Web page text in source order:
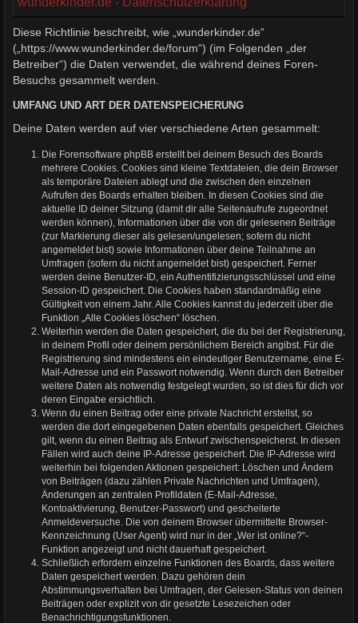
Diese Richtlinie beschreibt, wie „wunderkinder.de“
(„https://www.wunderkinder.de/forum“) (im Folgenden „der
Betreiber“) die Daten verwendet, die während deines Foren-
Besuchs gesammelt werden.
UMFANG UND ART DER DATENSPEICHERUNG
Deine Daten werden auf vier verschiedene Arten gesammelt:
Die Forensoftware phpBB erstellt bei deinem Besuch des Boards
mehrere Cookies. Cookies sind kleine Textdateien, die dein Browser
als temporäre Dateien ablegt und die zwischen den einzelnen
Aufrufen des Boards erhalten bleiben. In diesen Cookies sind die
aktuelle ID deiner Sitzung (damit dir alle Seitenaufrufe zugeordnet
werden können), Informationen über die von dir gelesenen Beiträge
(zur Markierung dieser als gelesen/ungelesen; sofern du nicht
angemeldet bist) sowie Informationen über deine Teilnahme an
Umfragen (sofern du nicht angemeldet bist) gespeichert. Ferner
werden deine Benutzer-ID, ein Authentifizierungsschlüssel und eine
Session-ID gespeichert. Die Cookies haben standardmäßig eine
Gültigkeit von einem Jahr. Alle Cookies kannst du jederzeit über die
Funktion „Alle Cookies löschen“ löschen.
Weiterhin werden die Daten gespeichert, die du bei der Registrierung,
in deinem Profil oder deinem persönlichem Bereich angibst. Für die
Registrierung sind mindestens ein eindeutiger Benutzername, eine E-
Mail-Adresse und ein Passwort notwendig. Wenn durch den Betreiber
weitere Daten als notwendig festgelegt wurden, so ist dies für dich vor
deren Eingabe ersichtlich.
Wenn du einen Beitrag oder eine private Nachricht erstellst, so
werden die dort eingegebenen Daten ebenfalls gespeichert. Gleiches
gilt, wenn du einen Beitrag als Entwurf zwischenspeicherst. In diesen
Fällen wird auch deine IP-Adresse gespeichert. Die IP-Adresse wird
weiterhin bei folgenden Aktionen gespeichert: Löschen und Ändern
von Beiträgen (dazu zählen Private Nachrichten und Umfragen),
Änderungen an zentralen Profildaten (E-Mail-Adresse,
Kontoaktivierung, Benutzer-Passwort) und gescheiterte
Anmeldeversuche. Die von deinem Browser übermittelte Browser-
Kennzeichnung (User Agent) wird nur in der „Wer ist online?“-
Funktion angezeigt und nicht dauerhaft gespeichert.
Schließlich erfordern einzelne Funktionen des Boards, dass weitere
Daten gespeichert werden. Dazu gehören dein
Abstimmungsverhalten bei Umfragen, der Gelesen-Status von deinen
Beiträgen oder explizit von dir gesetzte Lesezeichen oder
Benachrichtigungsfunktionen.